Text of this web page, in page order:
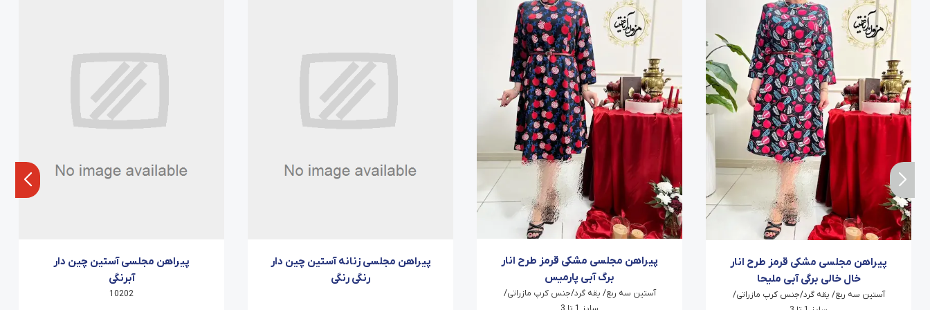
پیراهن مجلسی مشکی قرمز طرح انار
خال خالی برگی آبی ملیحا
آستین سه ربع/ یقه گرد/جنس کرپ مازراتی/
پیراهن مجلسی مشکی قرمز طرح انار
برگ آبی پارمیس
آستین سه ربع/ یقه گرد/جنس کرپ مازراتی/
پیراهن مجلسی زنانه آستین چین دار
رنگی رنگی
پیراهن مجلسی آستین چین دار
آبرنگی
10202